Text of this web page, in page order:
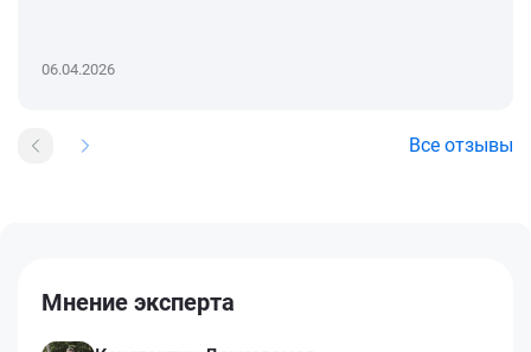
06.04.2026
Все отзывы
Мнение эксперта